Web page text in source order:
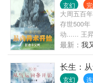
玄幻
大周五百
存世500年
动...... 王
要技能进
运宗师活
药，寿命
药前，先
最新： 我
长生：
玄幻